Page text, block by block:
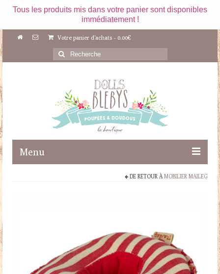
Tous les produits mis dans votre panier sont disponibles
immédiatement !
Votre panier d'achats - 0.00€
Rechercher
:
Menu
Mobilier & Accessoires
DE RETOUR À MOBILIER MAILEG